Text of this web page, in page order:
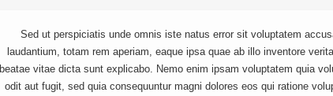
Sed ut perspiciatis unde omnis iste natus error sit voluptatem
laudantium, totam rem aperiam, eaque ipsa quae ab illo inventore
beatae vitae dicta sunt explicabo. Nemo enim ipsam voluptatem quia
odit aut fugit, sed quia consequuntur magni dolores eos qui ratione